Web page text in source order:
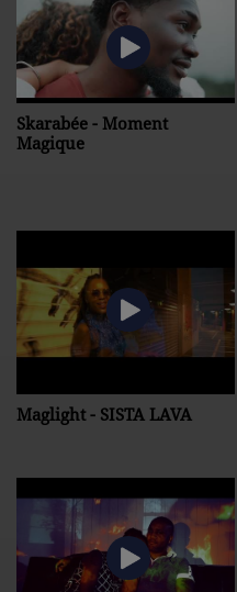
Skarabée - Moment
Magique
Maglight - SISTA LAVA